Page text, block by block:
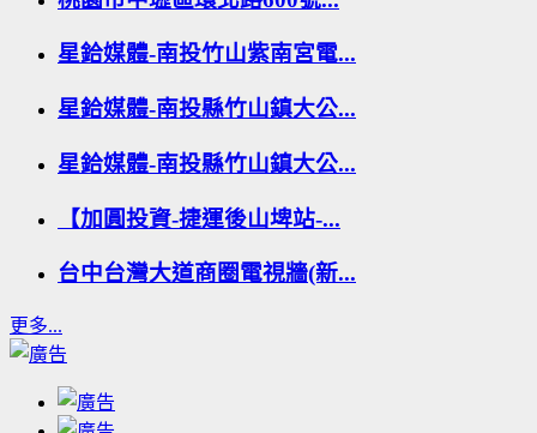
星鉿媒體-南投竹山紫南宮電...
星鉿媒體-南投縣竹山鎮大公...
星鉿媒體-南投縣竹山鎮大公...
【加圓投資-捷運後山埤站-...
台中台灣大道商圈電視牆(新...
更多...